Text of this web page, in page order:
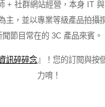
+ 社群網站經營，本身 IT
主，並以專業等級產品拍攝
聞節目常在的 3C 產品來賓。
訊碎碎念』！您的訂閱與按
力唷！